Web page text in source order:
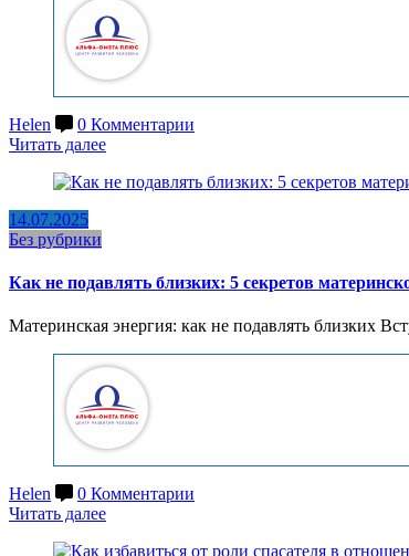
Helen
0 Комментарии
Читать далее
14.07.2025
Без рубрики
Как не подавлять близких: 5 секретов
Материнская энергия: как не подавлять близких
Helen
0 Комментарии
Читать далее